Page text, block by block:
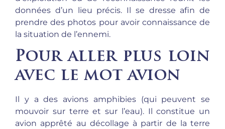
données d’un lieu précis. Il se dresse afin de
prendre des photos pour avoir connaissance de
la situation de l’ennemi.
Pour aller plus loin
avec le mot avion
Il y a des avions amphibies (qui peuvent se
mouvoir sur terre et sur l’eau). Il constitue un
avion apprêté au décollage à partir de la terre